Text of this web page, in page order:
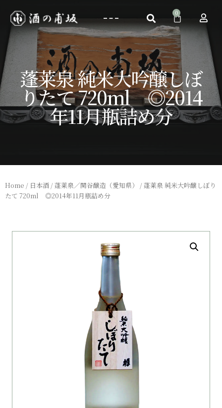
蓬莱泉 純米大吟醸しぼ
りたて 720ml ◎2014
年11月瓶詰め分
Home / 日本酒 /蓬莱泉／関谷醸造（愛知県）
/ 蓬莱泉 純米大吟醸しぼり
たて 720ml ◎2014年11月瓶詰め分